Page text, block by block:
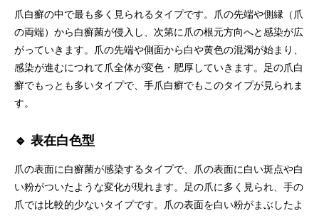
爪白癬の中で最も多く見られるタイプです。爪の先端や側縁（爪
の両端）から白癬菌が侵入し、次第に爪の根元方向へと感染が広
がっていきます。爪の先端や側面から白や黄色の混濁が始まり、
感染が進むにつれて爪全体が変色・肥厚していきます。足の爪白
癬でもっとも多いタイプで、手爪白癬でもこのタイプが見られま
す。
🔹 表在白色型
爪の表面に白癬菌が感染するタイプで、爪の表面に白い斑点や白
い粉がついたような変化が現れます。足の爪に多く見られ、手の
爪では比較的少ないタイプです。爪の表面を白い粉がまぶしたよ